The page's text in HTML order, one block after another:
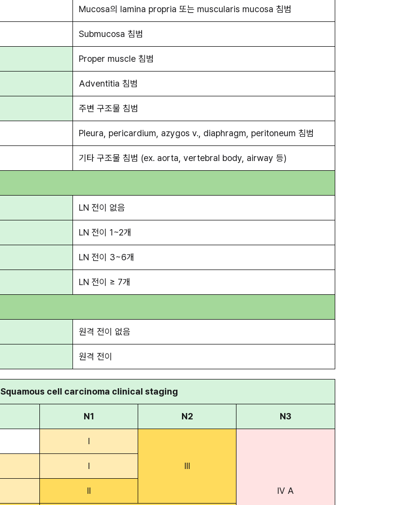
Mucosa의 lamina propria 또는 muscularis mucosa 침범
Submucosa 침범
Proper muscle 침범
Adventitia 침범
주변 구조물 침범
Pleura, pericardium, azygos v., diaphragm, peritoneum 침범
기타 구조물 침범 (ex. aorta, vertebral body, airway 등)
LN 전이 없음
LN 전이 1~2개
LN 전이 3~6개
LN 전이 ≥ 7개
원격 전이 없음
원격 전이
Squamous cell carcinoma clinical staging
N1 N2 N3
I
III
IV A
I
II